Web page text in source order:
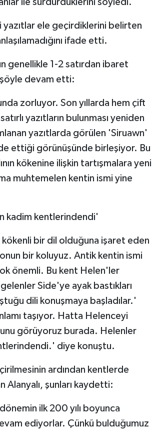
ile sürdürdüklerini söyledi.
yazıtlar ele geçirdiklerini belirten
ifade etti.
genellikle 1-2 satırdan ibaret
şöyle devam etti:
zorluyor. Son yıllarda hem çift
yazıtların bulunması yeniden
yazıtlarda görülen 'Siruawn'
ettiği görünüşünde birleşiyor. Bu
kökenine ilişkin tartışmalara yeni
muhtemelen kentin ismi yine
kadim kentlerindendi'
kökenli bir dil olduğuna işaret eden
bir koluyuz. Antik kentin ismi
önemli. Bu kent Helen'ler
Side'ye ayak bastıkları
dili konuşmaya başladılar.'
taşıyor. Hatta Helenceyi
görüyoruz burada. Helenler
diye konuştu.
ardından kentlerde
Alanyalı, şunları kaydetti:
ilk 200 yılı boyunca
ediyorlar. Çünkü bulduğumuz